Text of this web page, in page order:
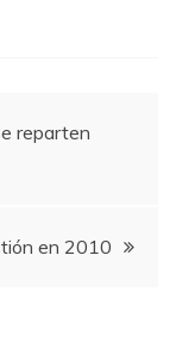
reparten
en 2010